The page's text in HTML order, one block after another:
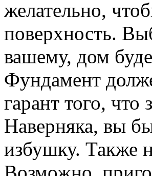
желательно,
поверхность.
вашему, дом
Фундамент
гарант того, что
Наверняка, вы
избушку. Также